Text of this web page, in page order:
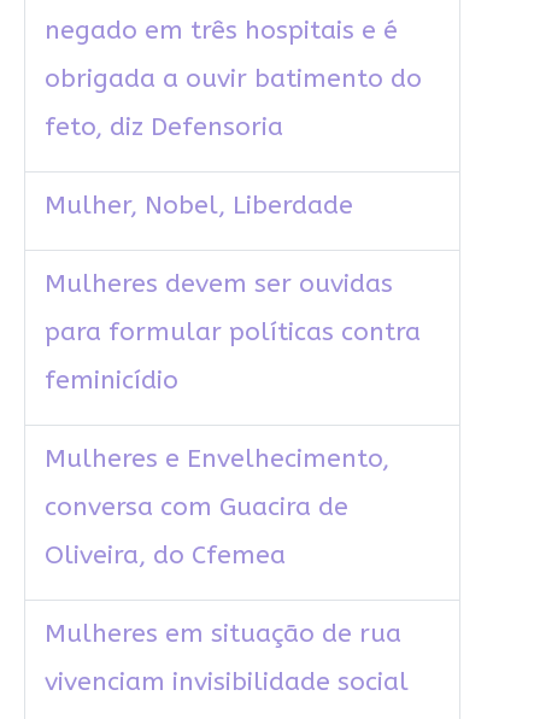
negado em três hospitais e é
obrigada a ouvir batimento do
feto, diz Defensoria
Mulher, Nobel, Liberdade
Mulheres devem ser ouvidas
para formular políticas contra
feminicídio
Mulheres e Envelhecimento,
conversa com Guacira de
Oliveira, do Cfemea
Mulheres em situação de rua
vivenciam invisibilidade social